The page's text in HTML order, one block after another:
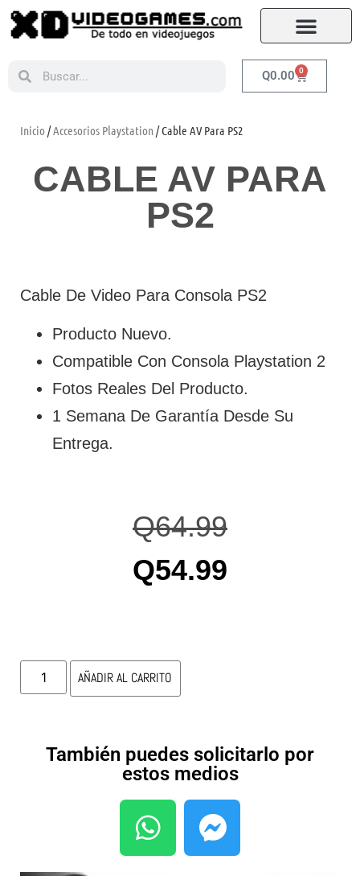
Q0.00 0
Inicio /Accesorios Playstation / Cable AV Para PS2
CABLE AV PARA
PS2
Cable De Video Para Consola PS2
Producto Nuevo.
Compatible Con Consola Playstation 2
Fotos Reales Del Producto.
1 Semana De Garantía Desde Su
Entrega.
Q64.99
Q54.99
AÑADIR AL CARRITO
También puedes solicitarlo por
estos medios